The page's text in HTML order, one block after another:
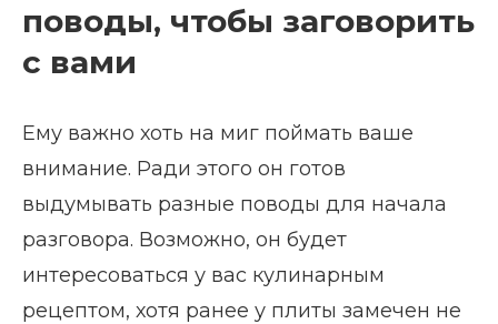
поводы, чтобы заговорить
с вами
Ему важно хоть на миг поймать ваше
внимание. Ради этого он готов
выдумывать разные поводы для начала
разговора. Возможно, он будет
интересоваться у вас кулинарным
рецептом, хотя ранее у плиты замечен не